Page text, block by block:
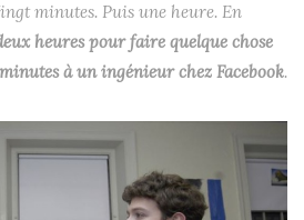
minutes. Puis une heure. En
heures pour faire quelque chose
à un ingénieur chez Facebook.